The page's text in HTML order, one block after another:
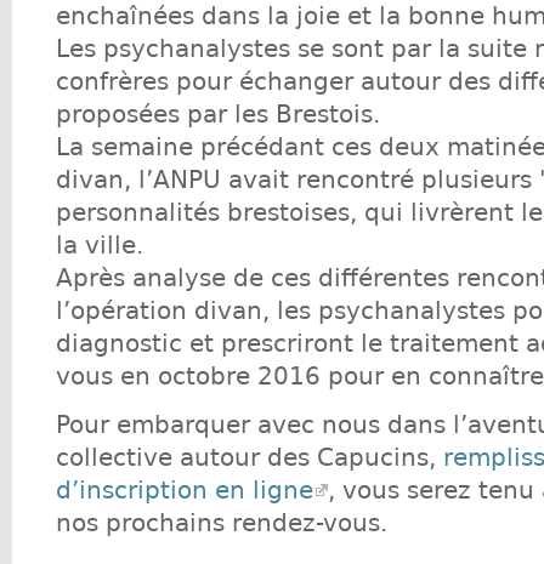
enchaînées dans la joie et la bonne
Les psychanalystes se sont par la suite
confrères pour échanger autour des
proposées par les Brestois.
La semaine précédant ces deux
divan, l’ANPU avait rencontré
personnalités brestoises, qui livrèrent
la ville.
Après analyse de ces différentes
l’opération divan, les psychanalystes
diagnostic et prescriront le traitement
vous en octobre 2016 pour en
Pour embarquer avec nous dans
collective autour des Capucins,
d’inscription en ligne , vous serez
nos prochains rendez-vous.